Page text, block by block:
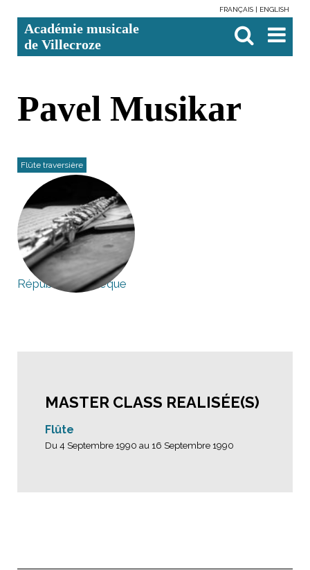
contenu.
Aller
à
personnels
FRANÇAIS ENGLISH
Académie musicale
de Villecroze

avancée…
Pavel Musikar
Flûte traversière
République Tchèque
MASTER CLASS REALISÉE(S)
Flûte
Du 4 Septembre 1990 au 16 Septembre 1990